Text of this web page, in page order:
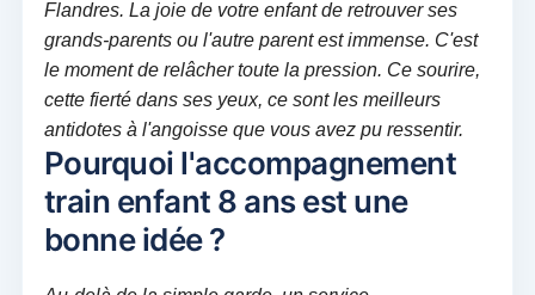
Flandres. La joie de votre enfant de retrouver ses
grands-parents ou l'autre parent est immense. C'est
le moment de relâcher toute la pression. Ce sourire,
cette fierté dans ses yeux, ce sont les meilleurs
antidotes à l'angoisse que vous avez pu ressentir.
Pourquoi l'accompagnement
train enfant 8 ans est une
bonne idée ?